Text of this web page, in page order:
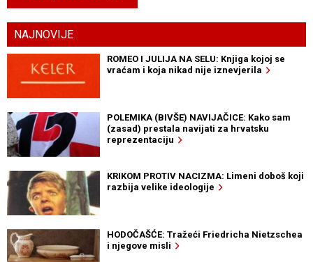
NAJNOVIJE
ROMEO I JULIJA NA SELU: Knjiga kojoj se
vraćam i koja nikad nije iznevjerila
POLEMIKA (BIVŠE) NAVIJAČICE: Kako sam
(zasad) prestala navijati za hrvatsku
reprezentaciju
KRIKOM PROTIV NACIZMA: Limeni doboš koji
razbija velike ideologije
HODOČAŠĆE: Tražeći Friedricha Nietzschea
i njegove misli